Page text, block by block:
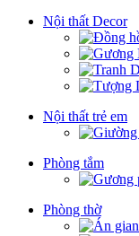
Nội thất Decor
Nội thất trẻ em
Phòng tắm
Phòng thờ